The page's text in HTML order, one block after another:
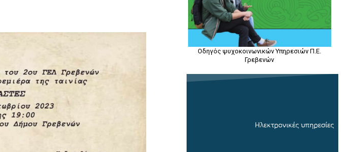
Οδηγός ψυχοκοινωνικών Υπηρεσιών Π.Ε.
Γρεβενών